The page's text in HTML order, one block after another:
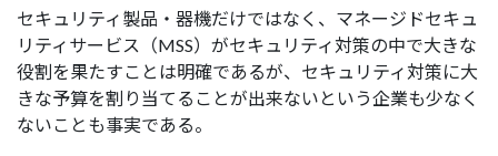
セキュリティ製品・器機だけではなく、マネージドセキュ
リティサービス（MSS）がセキュリティ対策の中で大きな
役割を果たすことは明確であるが、セキュリティ対策に大
きな予算を割り当てることが出来ないという企業も少なく
ないことも事実である。